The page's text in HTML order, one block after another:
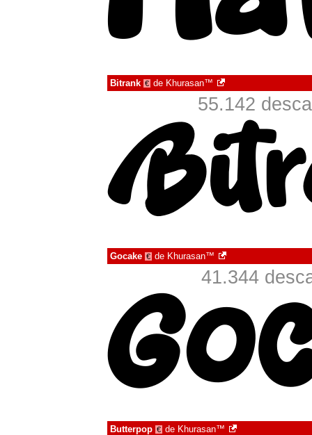
Bitrank € de Khurasan™
55.142
Gocake € de Khurasan™
41.344
Butterpop € de Khurasan™